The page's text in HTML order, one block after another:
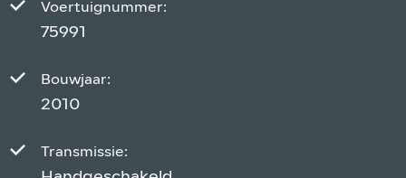
Voertuignummer:
75991
Bouwjaar:
2010
Transmissie: